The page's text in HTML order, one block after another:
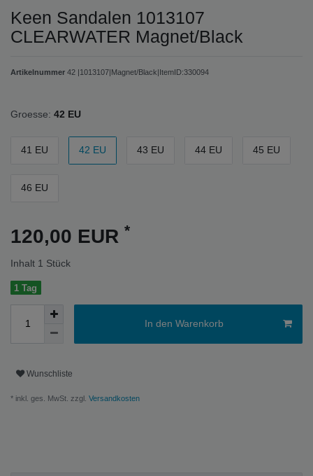
Keen Sandalen 1013107
CLEARWATER Magnet/Black
Artikelnummer 42 |1013107|Magnet/Black|ItemID:330094
Groesse: 42 EU
41 EU 42 EU 43 EU 44 EU 45 EU
46 EU
120,00 EUR *
Inhalt 1 Stück
1 Tag
In den Warenkorb
Wunschliste
* inkl. ges. MwSt. zzgl. Versandkosten